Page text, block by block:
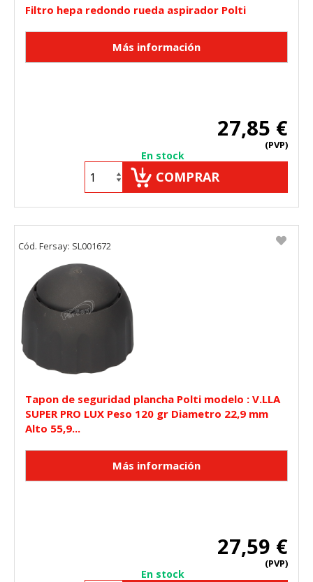
Filtro hepa redondo rueda aspirador Polti
27,85 €
(PVP)
En stock
COMPRAR
Tapon de seguridad plancha Polti modelo : V.LLA
SUPER PRO LUX Peso 120 gr Diametro 22,9 mm
Alto 55,9...
27,59 €
(PVP)
En stock
Cód. Fersay: SL001672